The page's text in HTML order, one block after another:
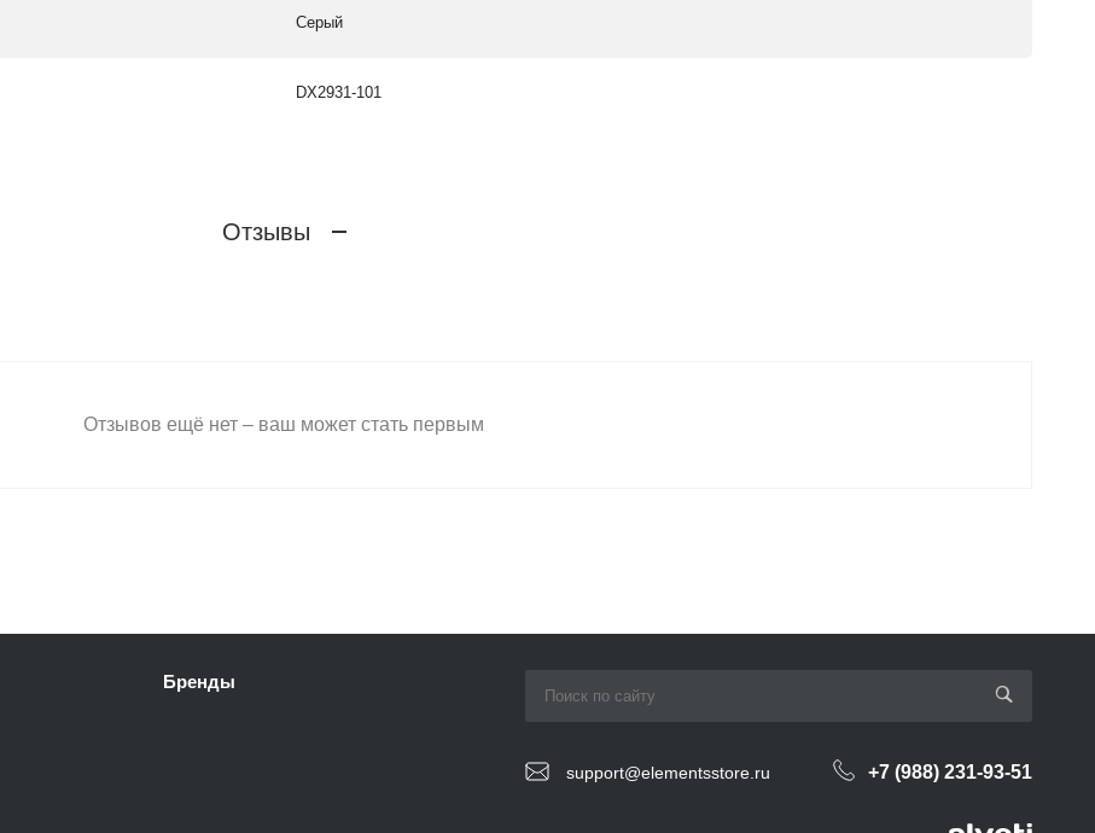
Серый
DX2931-101
Отзывы
Отзывов ещё нет – ваш может стать первым
Бренды
support@elementsstore.ru +7 (988) 231-93-51